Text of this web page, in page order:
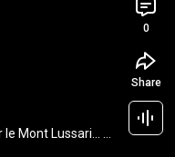
Mont Lussari... à
0
Share